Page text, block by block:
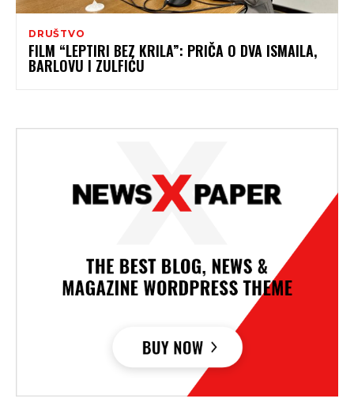
DRUŠTVO
FILM “LEPTIRI BEZ KRILA”: PRIČA O DVA ISMAILA,
BARLOVU I ZULFIĆU